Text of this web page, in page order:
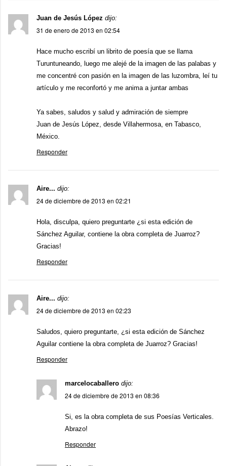
Juan de Jesús López dijo:
31 de enero de 2013 en 02:54
Hace mucho escribí un librito de poesía que se llama
Turuntuneando, luego me alejé de la imagen de las palabas y
me concentré con pasión en la imagen de las luzombra, leí tu
artículo y me reconfortó y me anima a juntar ambas
Ya sabes, saludos y salud y admiración de siempre
Juan de Jesús López, desde Villahermosa, en Tabasco,
México.
Responder
Aire... dijo:
24 de diciembre de 2013 en 02:21
Hola, disculpa, quiero preguntarte ¿si esta edición de
Sánchez Aguilar, contiene la obra completa de Juarroz?
Gracias!
Responder
Aire... dijo:
24 de diciembre de 2013 en 02:23
Saludos, quiero preguntarte, ¿si esta edición de Sánchez
Aguilar contiene la obra completa de Juarroz? Gracias!
Responder
marcelocaballero dijo:
24 de diciembre de 2013 en 08:36
Si, es la obra completa de sus Poesías Verticales.
Abrazo!
Responder